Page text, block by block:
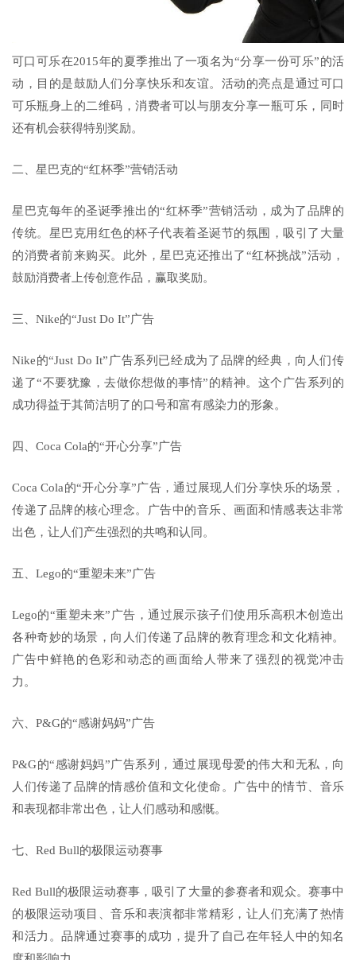
可口可乐在2015年的夏季推出了一项名为“分享一份可乐”的活
动，目的是鼓励人们分享快乐和友谊。活动的亮点是通过可口
可乐瓶身上的二维码，消费者可以与朋友分享一瓶可乐，同时
还有机会获得特别奖励。
二、星巴克的“红杯季”营销活动
星巴克每年的圣诞季推出的“红杯季”营销活动，成为了品牌的
传统。星巴克用红色的杯子代表着圣诞节的氛围，吸引了大量
的消费者前来购买。此外，星巴克还推出了“红杯挑战”活动，
鼓励消费者上传创意作品，赢取奖励。
三、Nike的“Just Do It”广告
Nike的“Just Do It”广告系列已经成为了品牌的经典，向人们传
递了“不要犹豫，去做你想做的事情”的精神。这个广告系列的
成功得益于其简洁明了的口号和富有感染力的形象。
四、Coca Cola的“开心分享”广告
Coca Cola的“开心分享”广告，通过展现人们分享快乐的场景，
传递了品牌的核心理念。广告中的音乐、画面和情感表达非常
出色，让人们产生强烈的共鸣和认同。
五、Lego的“重塑未来”广告
Lego的“重塑未来”广告，通过展示孩子们使用乐高积木创造出
各种奇妙的场景，向人们传递了品牌的教育理念和文化精神。
广告中鲜艳的色彩和动态的画面给人带来了强烈的视觉冲击
力。
六、P&G的“感谢妈妈”广告
P&G的“感谢妈妈”广告系列，通过展现母爱的伟大和无私，向
人们传递了品牌的情感价值和文化使命。广告中的情节、音乐
和表现都非常出色，让人们感动和感慨。
七、Red Bull的极限运动赛事
Red Bull的极限运动赛事，吸引了大量的参赛者和观众。赛事中
的极限运动项目、音乐和表演都非常精彩，让人们充满了热情
和活力。品牌通过赛事的成功，提升了自己在年轻人中的知名